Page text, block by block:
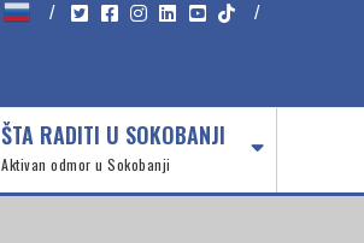
/ /
ŠTA RADITI U SOKOBANJI
Aktivan odmor u Sokobanji